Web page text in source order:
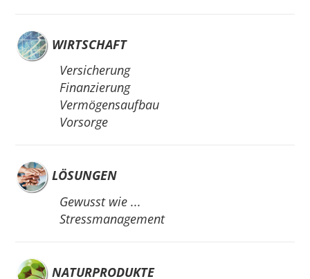
WIRTSCHAFT
Versicherung
Finanzierung
Vermögensaufbau
Vorsorge
LÖSUNGEN
Gewusst wie ...
Stressmanagement
NATURPRODUKTE